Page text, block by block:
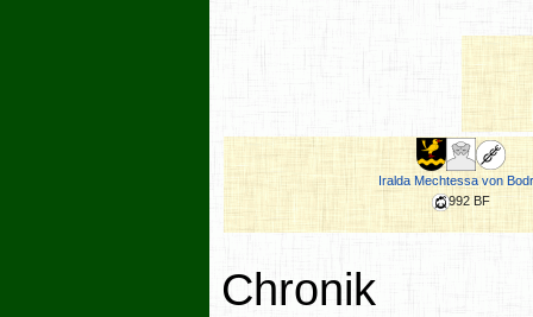
Iralda Mechtessa von
992 BF
Chronik